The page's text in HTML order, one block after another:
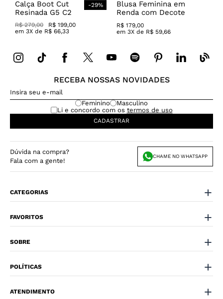
Calça Boot Cut
Resinada G5 C2
-29%
R$ 279,00 R$ 199,00
em 3X de R$ 66,33
Blusa Feminina em
Renda com Decote
Canoa
R$ 179,00
em 3X de R$ 59,66
RECEBA NOSSAS NOVIDADES
Feminino
Masculino
Li e concordo com os termos de uso
CADASTRAR
Dúvida na compra?
Fala com a gente!
CHAME NO WHATSAPP
CATEGORIAS
FAVORITOS
SOBRE
POLÍTICAS
ATENDIMENTO